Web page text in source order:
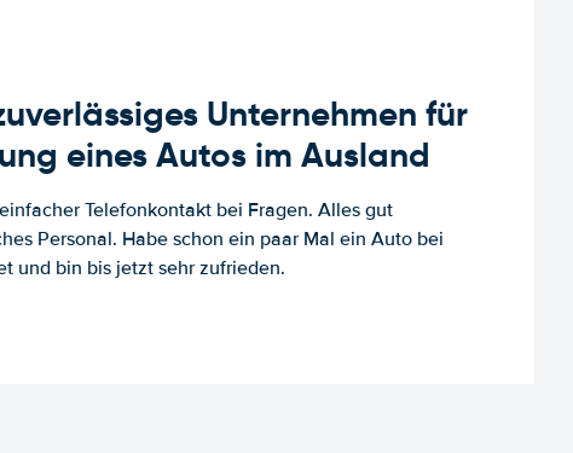
Unternehmen für
eines Autos im Ausland
Telefonkontakt bei Fragen. Alles gut
Personal. Habe schon ein paar Mal ein Auto bei
und bin bis jetzt sehr zufrieden.